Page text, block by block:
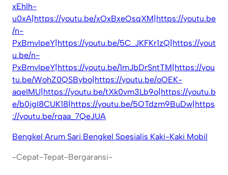
xEhIh-
u0xA|https://youtu.be/xOxBxeOsqXM|https://youtu.be
/n-
PxBmvIpeY|https://youtu.be/5C_JKFKr1zQ|https://yout
u.be/n-
PxBmvIpeY|https://youtu.be/1mJbDrSntTM|https://you
tu.be/WohZ0QSBybo|https://youtu.be/oOEK-
aqeIMU|https://youtu.be/tXk0vm3Lb9o|https://youtu.b
e/b0jgI8CUK18|https://youtu.be/5OTdzm9BuDw|https
://youtu.be/rqaa_7QeJUA
Bengkel Arum Sari Bengkel Spesialis Kaki-Kaki Mobil
-Cepat-Tepat-Bergaransi-